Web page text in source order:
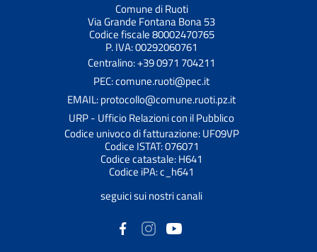
Comune di Ruoti
Via Grande Fontana Bona 53
Codice fiscale 80002470765
P. IVA: 00292060761
Centralino: +39 0971 704211
PEC: comune.ruoti@pec.it
EMAIL: protocollo@comune.ruoti.pz.it
URP - Ufficio Relazioni con il Pubblico
Codice univoco di fatturazione: UF09VP
Codice ISTAT: 076071
Codice catastale: H641
Codice iPA: c_h641
seguici sui nostri canali